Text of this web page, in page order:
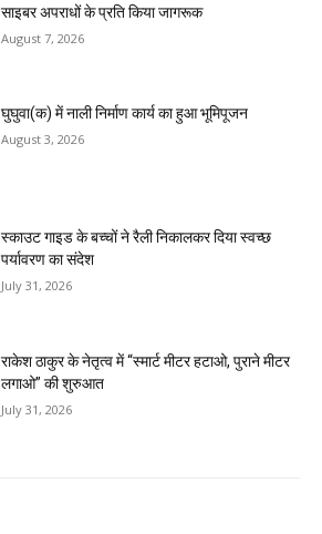
साइबर अपराधों के प्रति किया जागरूक
August 7, 2026
घुघुवा(क) में नाली निर्माण कार्य का हुआ भूमिपूजन
August 3, 2026
स्काउट गाइड के बच्चों ने रैली निकालकर दिया स्वच्छ
पर्यावरण का संदेश
July 31, 2026
राकेश ठाकुर के नेतृत्व में “स्मार्ट मीटर हटाओ, पुराने मीटर
लगाओ” की शुरुआत
July 31, 2026